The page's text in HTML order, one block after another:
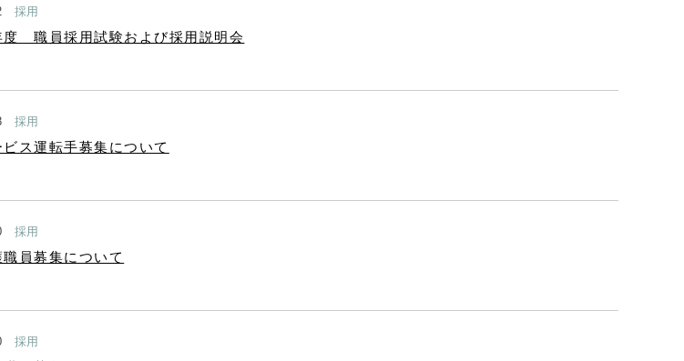
採用
度 職員採用試験および採用説明会
採用
ス運転手募集について
採用
員募集について
採用